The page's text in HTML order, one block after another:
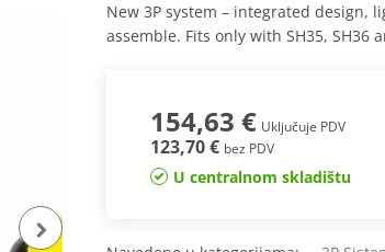
New 3P system – integrated design,
assemble. Fits only with SH35, SH36
154,63 € Uključuje PDV
123,70 € bez PDV
U centralnom skladištu